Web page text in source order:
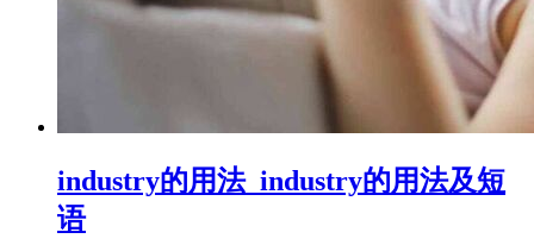
industry的用法_industry的用法及短
语